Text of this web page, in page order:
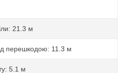
21.3 м
перешкодою: 11.3 м
5.1 м